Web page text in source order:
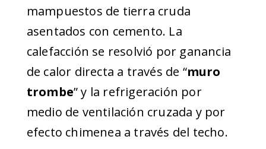
mampuestos de tierra cruda
asentados con cemento. La
calefacción se resolvió por ganancia
de calor directa a través de “muro
trombe” y la refrigeración por
medio de ventilación cruzada y por
efecto chimenea a través del techo.